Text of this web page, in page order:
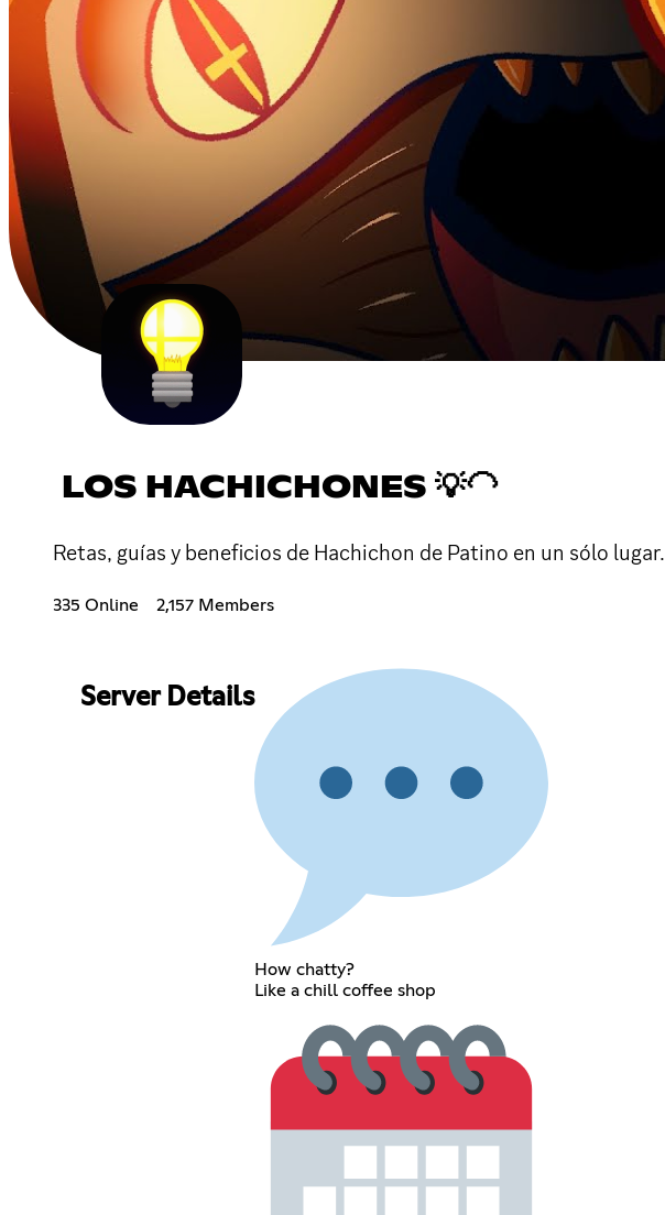
LOS HACHICHONES 💡🦲
Retas, guías y beneficios de Hachichon de Patino en un sólo lugar.
335 Online 2,157 Members
Server Details
How chatty?
Like a chill coffee shop